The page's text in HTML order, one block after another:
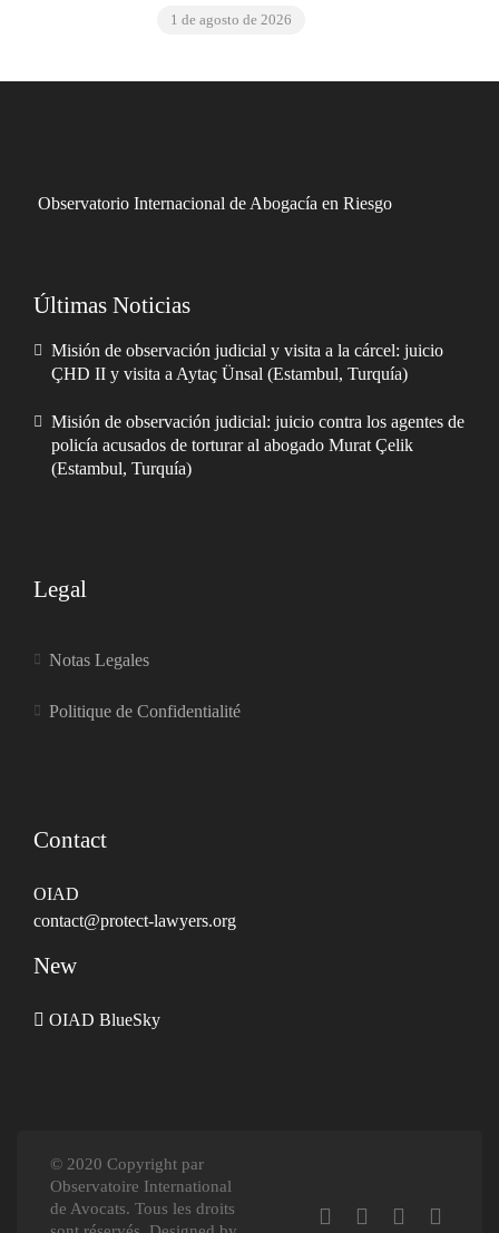
1 de agosto de 2026
Observatorio Internacional de Abogacía en Riesgo
Últimas Noticias
Misión de observación judicial y visita a la cárcel: juicio
ÇHD II y visita a Aytaç Ünsal (Estambul, Turquía)
Misión de observación judicial: juicio contra los agentes de
policía acusados de torturar al abogado Murat Çelik
(Estambul, Turquía)
Legal
Notas Legales
Politique de Confidentialité
Contact
OIAD
contact@protect-lawyers.org
New
OIAD BlueSky
© 2020 Copyright par
Observatoire International
de Avocats. Tous les droits